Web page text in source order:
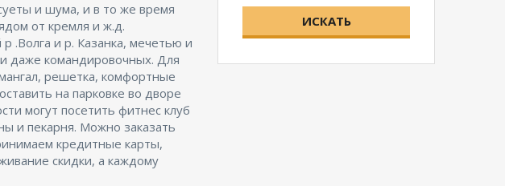
и шума, и в то же время
от кремля и ж.д.
.Волга и р. Казанка, мечетью и
даже командировочных. Для
решетка, комфортные
на парковке во дворе
могут посетить фитнес клуб
и пекарня. Можно заказать
кредитные карты,
скидки, а каждому
ИСКАТЬ